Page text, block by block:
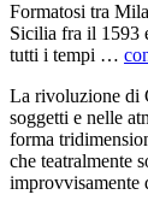
Formatosi tra
Sicilia fra il 1593
tutti i tempi …
La rivoluzione di
soggetti e nelle
forma
che teatralmente
improvvisamente